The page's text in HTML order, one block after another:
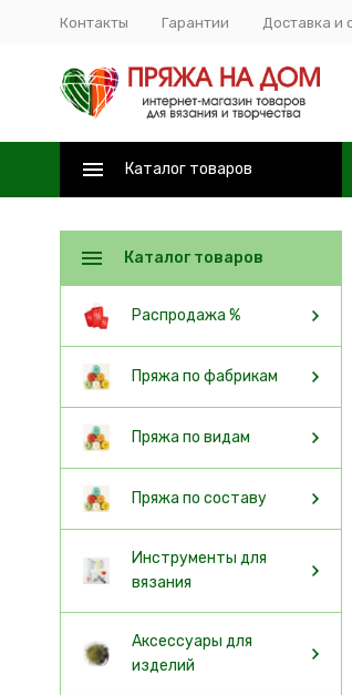
Контакты Гарантии Доставка и
Каталог товаров
Каталог товаров
Распродажа %
Пряжа по фабрикам
Пряжа по видам
Пряжа по составу
Инструменты для
вязания
Аксессуары для
изделий